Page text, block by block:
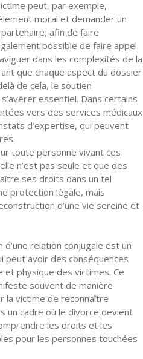
peut, par exemple,
moral et demander un
afin de faire
possible de faire appel
dans les complexités de la
que chaque aspect du dossier
de cela, le soutien
essentiel. Dans certains
vers des services médicaux
d’expertise, qui peuvent
toute personne vivant ces
n’est pas seule et que des
ses droits dans un tel
protection légale, mais
d’une vie sereine et
d’une relation conjugale est un
peut avoir des conséquences
physique des victimes. Ce
souvent de manière
la victime de reconnaître
un cadre où le divorce devient
les droits et les
pour les personnes touchées